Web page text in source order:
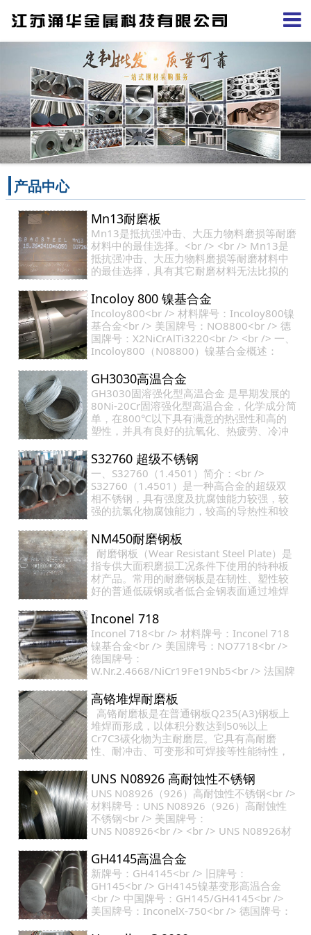
产品中心
Mn13耐磨板
Mn13是抵抗强冲击、大压力物料磨损等耐磨
材料中的最佳选择。<br /> <br /> Mn13是
抵抗强冲击、大压力物料磨损等耐磨材料中
的最佳选择，具有其它耐磨材料无法比拟的
应力的作…
Incoloy 800 镍基合金
Incoloy800<br /> 材料牌号：Incoloy800镍
基合金<br /> 美国牌号：NO8800<br /> 德
国牌号：X2NiCrAlTi3220<br /> <br /> 一、
Incoloy800（N08800）镍基合金概述：
量，…
GH3030高温合金
GH3030固溶强化型高温合金 是早期发展的
80Ni-20Cr固溶强化型高温合金，化学成分简
单，在800℃以下具有满意的热强性和高的
塑性，并具有良好的抗氧化、热疲劳、冷冲
相奥氏体，使…
S32760 超级不锈钢
一、S32760（1.4501）简介：<br />
S32760（1.4501）是一种高合金的超级双
相不锈钢，具有强度及抗腐蚀能力较强，较
强的抗氯化物腐蚀能力，较高的导热性和较
量让它具有很高的…
NM450耐磨钢板
耐磨钢板（Wear Resistant Steel Plate）是
指专供大面积磨损工况条件下使用的特种板
材产品。常用的耐磨钢板是在韧性、塑性较
好的普通低碳钢或者低合金钢表面通过堆焊
的合金…
Inconel 718
Inconel 718<br /> 材料牌号：Inconel 718
镍基合金<br /> 美国牌号：NO7718<br />
德国牌号：
W.Nr.2.4668/NiCr19Fe19Nb5<br /> 法国牌
Inconel 718（N07718）镍基合金概述：
<br …
高铬堆焊耐磨板
高铬耐磨板是在普通钢板Q235(A3)钢板上
堆焊而形成，以体积分数达到50%以上
Cr7C3碳化物为主耐磨层。它具有高耐磨
性、耐冲击、可变形和可焊接等性能特性，
艺过程，加工成耐磨…
UNS N08926 高耐蚀性不锈钢
UNS N08926（926）高耐蚀性不锈钢<br />
材料牌号：UNS N08926（926）高耐蚀性
不锈钢<br /> 美国牌号：
UNS N08926<br /> <br /> UNS N08926材
的高耐蚀性奥氏体不锈钢，在…
GH4145高温合金
新牌号：GH4145<br /> 旧牌号：
GH145<br /> GH4145镍基变形高温合金
<br /> 中国牌号：GH145/GH4145<br />
美国牌号：InconelX-750<br /> 德国牌号：